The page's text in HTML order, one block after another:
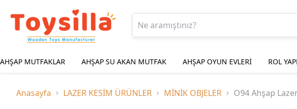
AHŞAP MUTFAKLAR AHŞAP SU AKAN MUTFAK AHŞAP OYUN EVLERİ ROL
Anasayfa LAZER KESİM ÜRÜNLER MİNİK OBJELER O94 Ahşap